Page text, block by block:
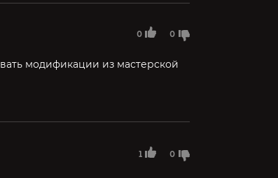
0 0
модификации из мастерской
1 0